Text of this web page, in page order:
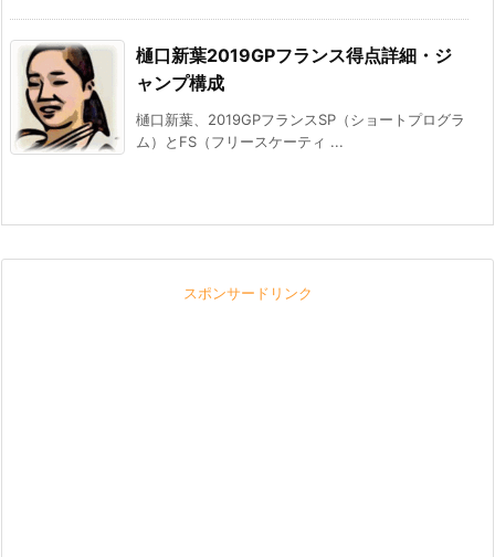
樋口新葉2019GPフランス得点詳細・ジ
ャンプ構成
樋口新葉、2019GPフランスSP（ショートプログラ
ム）とFS（フリースケーティ ...
スポンサードリンク